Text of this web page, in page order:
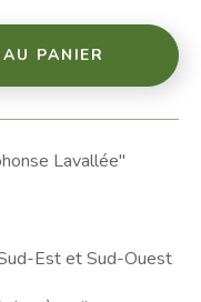
PANIER
Lavallée"
Est et Sud-Ouest